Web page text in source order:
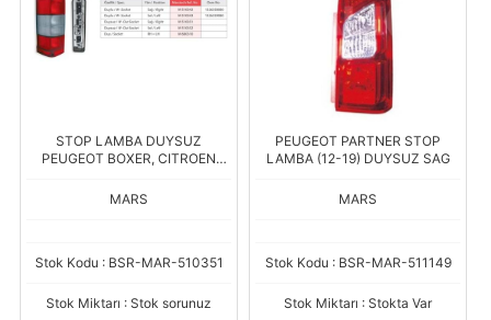
STOP LAMBA DUYSUZ
PEUGEOT BOXER, CITROEN
MARS
Stok Kodu : BSR-MAR-510351
Stok Miktarı : Stok sorunuz
PEUGEOT PARTNER STOP
LAMBA (12-19) DUYSUZ SAG
MARS
Stok Kodu : BSR-MAR-511149
Stok Miktarı : Stokta Var